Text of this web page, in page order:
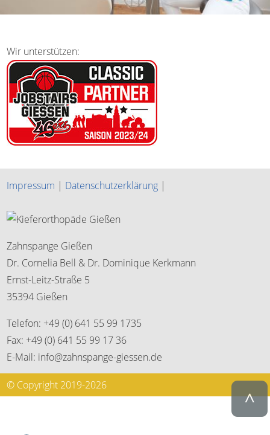
Wir unterstützen:
Impressum | Datenschutzerklärung |
Zahnspange Gießen
Dr. Cornelia Bell & Dr. Dominique Kerkmann
Ernst-Leitz-Straße 5
35394 Gießen
Telefon: +49 (0) 641 55 99 1735
Fax: +49 (0) 641 55 99 17 36
E-Mail: info@zahnspange-giessen.de
© Copyright 2019-2026